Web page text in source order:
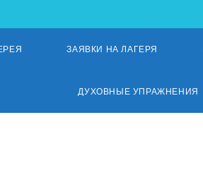
ЗАЯВКИ НА ЛАГЕРЯ
ДУХОВНЫЕ УПРАЖНЕНИЯ